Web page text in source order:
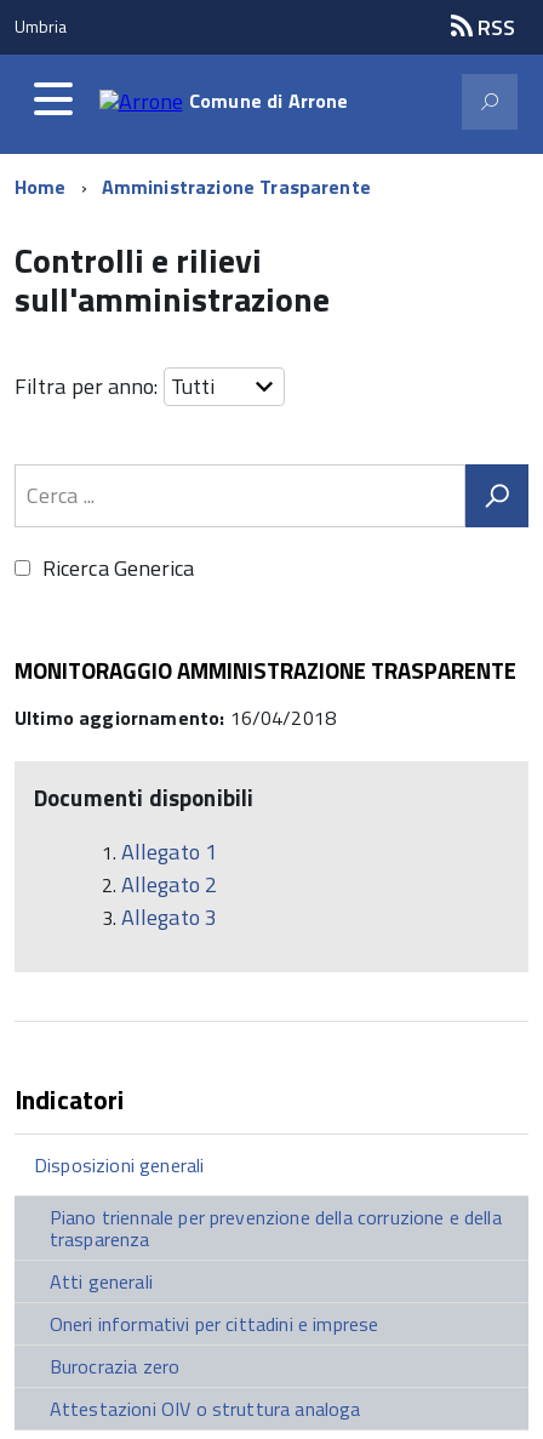
Umbria RSS
Comune di Arrone
Home Amministrazione Trasparente
Controlli e rilievi
sull'amministrazione
Filtra per anno:
Ricerca Generica
MONITORAGGIO AMMINISTRAZIONE TRASPARENTE
Ultimo aggiornamento: 16/04/2018
Documenti disponibili
Allegato 1
Allegato 2
Allegato 3
Indicatori
Disposizioni generali
Piano triennale per prevenzione della corruzione e della
trasparenza
Atti generali
Oneri informativi per cittadini e imprese
Burocrazia zero
Attestazioni OIV o struttura analoga